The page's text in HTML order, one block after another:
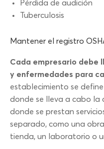
Pérdida de audición
Tuberculosis
Mantener el registro
Cada empresario debe
y enfermedades para
establecimiento se
donde se lleva a cabo la
donde se prestan
separado, como una
tienda, un laboratorio o